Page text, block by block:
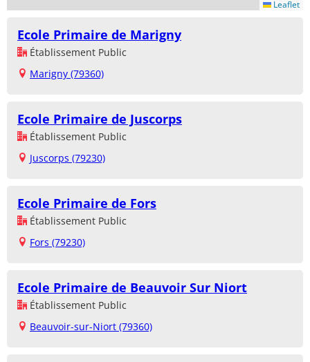
Leaflet
Ecole Primaire de Marigny
Établissement Public
Marigny (79360)
Ecole Primaire de Juscorps
Établissement Public
Juscorps (79230)
Ecole Primaire de Fors
Établissement Public
Fors (79230)
Ecole Primaire de Beauvoir Sur Niort
Établissement Public
Beauvoir-sur-Niort (79360)